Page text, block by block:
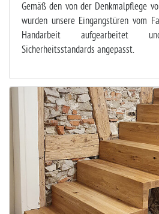
Gemäß den von der Denkmalpflege
wurden unsere Eingangstüren vom
Handarbeit aufgearbeitet
Sicherheitsstandards angepasst.